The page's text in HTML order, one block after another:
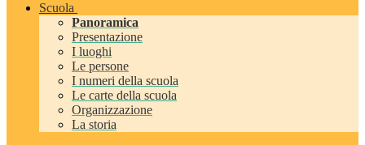
Scuola
Panoramica
Presentazione
I luoghi
Le persone
I numeri della scuola
Le carte della scuola
Organizzazione
La storia